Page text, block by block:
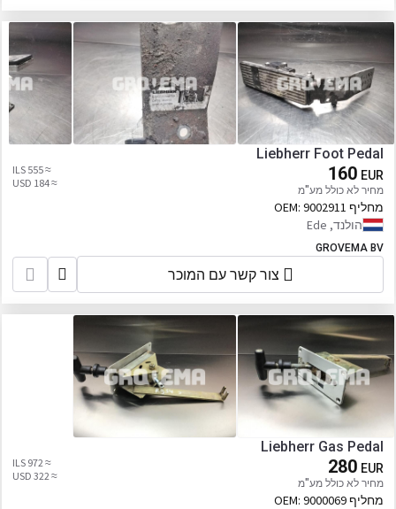
Liebherr Foot Pedal
160 EUR
מחיר לא כולל מע"מ
≈ 555 ILS
≈ 184 USD
מחליף OEM: 9002911
הולנד, Ede
GROVEMA BV
צור קשר עם המוכר
Liebherr Gas Pedal
280 EUR
מחיר לא כולל מע"מ
≈ 972 ILS
≈ 322 USD
מחליף OEM: 9000069